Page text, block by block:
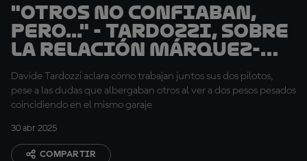
"Otros no confiaban,
pero..." - Tardozzi, sobre
la relación Márquez-
Bagnaia
Davide Tardozzi aclara cómo trabajan juntos sus dos pilotos,
pese a las dudas que albergaban otros al ver a dos pesos pesados
coincidiendo en el mismo garaje
30 abr 2025
COMPARTIR